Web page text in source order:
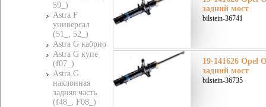
59_)
Astra F
универсал
(51_, 52_)
Astra G кабрио
Astra G купе
(f07_)
Astra G
наклонная
задняя часть
(f48_, F08_)
задний мост
bilstein-36741
19-141626 Opel
задний мост
bilstein-36735